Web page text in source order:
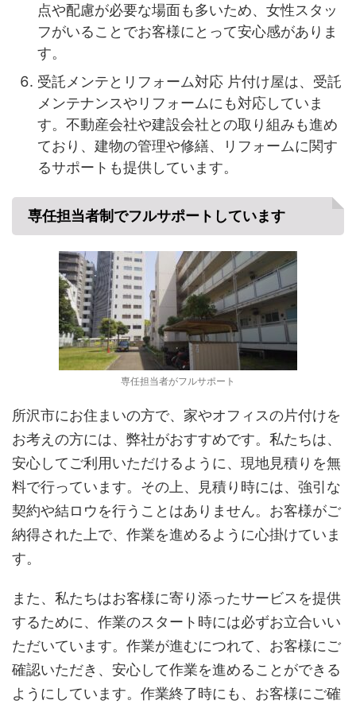
点や配慮が必要な場面も多いため、女性スタッ
フがいることでお客様にとって安心感がありま
す。
受託メンテとリフォーム対応 片付け屋は、受託
メンテナンスやリフォームにも対応していま
す。不動産会社や建設会社との取り組みも進め
ており、建物の管理や修繕、リフォームに関す
るサポートも提供しています。
専任担当者制でフルサポートしています
専任担当者がフルサポート
所沢市にお住まいの方で、家やオフィスの片付けを
お考えの方には、弊社がおすすめです。私たちは、
安心してご利用いただけるように、現地見積りを無
料で行っています。その上、見積り時には、強引な
契約や結ロウを行うことはありません。お客様がご
納得された上で、作業を進めるように心掛けていま
す。
また、私たちはお客様に寄り添ったサービスを提供
するために、作業のスタート時には必ずお立合いい
ただいています。作業が進むにつれて、お客様にご
確認いただき、安心して作業を進めることができる
ようにしています。作業終了時にも、お客様にご確